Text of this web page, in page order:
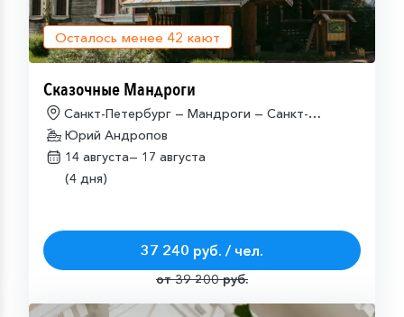
Осталось менее 42 кают
Сказочные Мандроги
Санкт-Петербург — Мандроги — Санкт-
Петербург
Юрий Андропов
14 августа— 17 августа
(4 дня)
37 240 руб. / чел.
от 39 200 руб.